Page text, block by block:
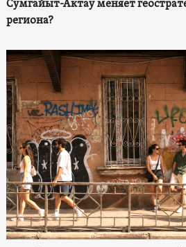
Сумгайыт-Актау меняет
региона?